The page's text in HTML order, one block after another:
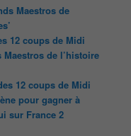
Maestros de
12 coups de Midi
de l’histoire
12 coups de Midi
pour gagner à
sur France 2